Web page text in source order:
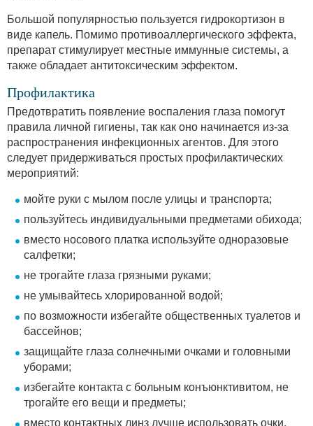
Большой популярностью пользуется гидрокортизон в
виде капель. Помимо противоаллергического эффекта,
препарат стимулирует местные иммунные системы, а
также обладает антитоксическим эффектом.
Профилактика
Предотвратить появление воспаления глаза помогут
правила личной гигиены, так как оно начинается из-за
распространения инфекционных агентов. Для этого
следует придерживаться простых профилактических
мероприятий:
мойте руки с мылом после улицы и транспорта;
пользуйтесь индивидуальными предметами обихода;
вместо носового платка используйте одноразовые
салфетки;
не трогайте глаза грязными руками;
не умывайтесь хлорированной водой;
по возможности избегайте общественных туалетов и
бассейнов;
защищайте глаза солнечными очками и головными
уборами;
избегайте контакта с больным конъюнктивитом, не
трогайте его вещи и предметы;
вместо контактных линз лучше использовать очки.